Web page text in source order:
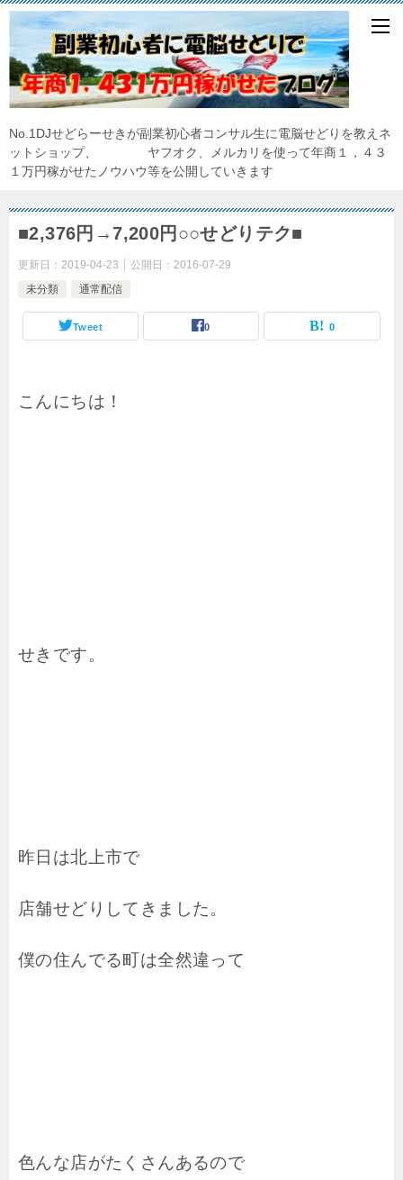
No.1DJせどらーせきが副業初心者コンサル生に電脳せどりを教えネ
ットショップ、 ヤフオク、メルカリを使って年商１，４３
１万円稼がせたノウハウ等を公開していきます
■2,376円→7,200円○○せどりテク■
更新日： 2019-04-23 公開日： 2016-07-29
未分類
通常配信
Tweet 0 0
こんにちは！
せきです。
昨日は北上市で
店舗せどりしてきました。
僕の住んでる町は全然違って
色んな店がたくさんあるので